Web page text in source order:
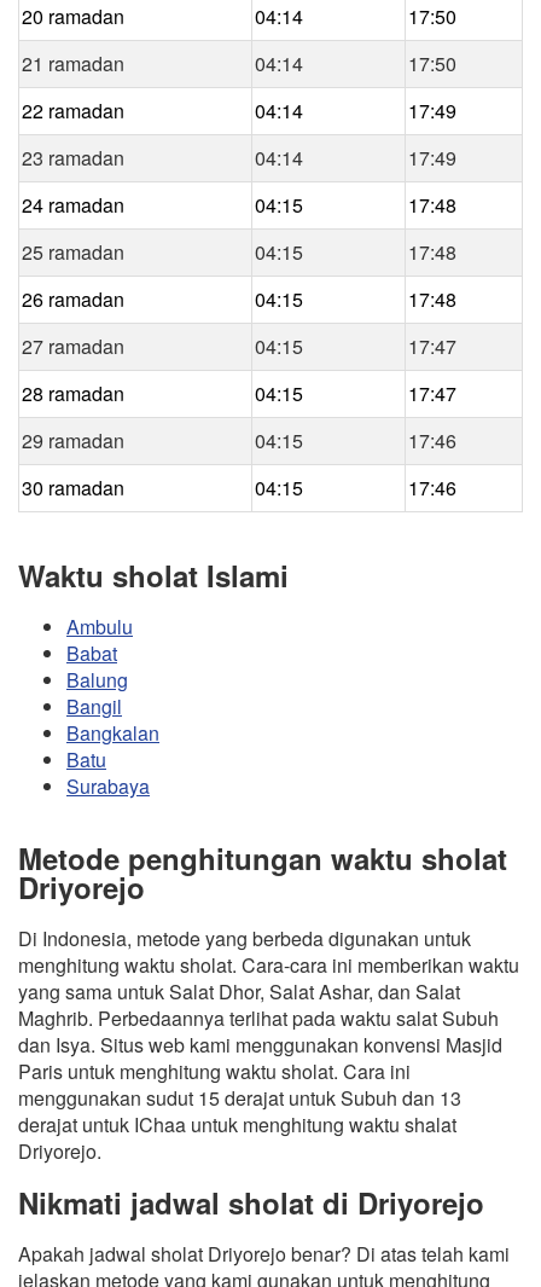
20 ramadan
04:14
17:50
21 ramadan
04:14
17:50
22 ramadan
04:14
17:49
23 ramadan
04:14
17:49
24 ramadan
04:15
17:48
25 ramadan
04:15
17:48
26 ramadan
04:15
17:48
27 ramadan
04:15
17:47
28 ramadan
04:15
17:47
29 ramadan
04:15
17:46
30 ramadan
04:15 17:46
Waktu sholat Islami
Ambulu
Babat
Balung
Bangil
Bangkalan
Batu
Surabaya
Metode penghitungan waktu sholat
Driyorejo
Di Indonesia, metode yang berbeda digunakan untuk
menghitung waktu sholat. Cara-cara ini memberikan waktu
yang sama untuk Salat Dhor, Salat Ashar, dan Salat
Maghrib. Perbedaannya terlihat pada waktu salat Subuh
dan Isya. Situs web kami menggunakan konvensi Masjid
Paris untuk menghitung waktu sholat. Cara ini
menggunakan sudut 15 derajat untuk Subuh dan 13
derajat untuk IChaa untuk menghitung waktu shalat
Driyorejo.
Nikmati jadwal sholat di Driyorejo
Apakah jadwal sholat Driyorejo benar? Di atas telah kami
jelaskan metode yang kami gunakan untuk menghitung